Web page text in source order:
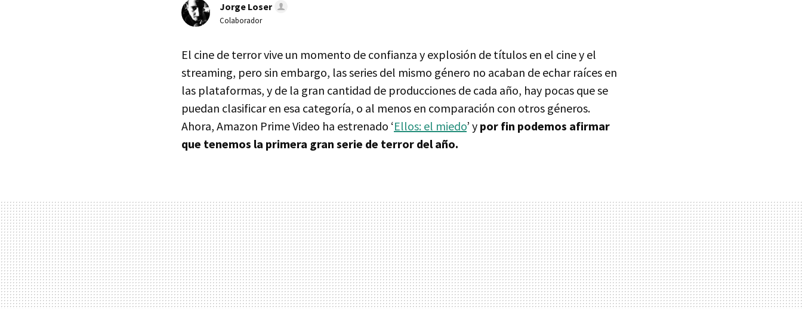
Jorge Loser
Colaborador
El cine de terror vive un momento de confianza y explosión de títulos en el cine y el
streaming, pero sin embargo, las series del mismo género no acaban de echar raíces en
las plataformas, y de la gran cantidad de producciones de cada año, hay pocas que se
puedan clasificar en esa categoría, o al menos en comparación con otros géneros.
Ahora, Amazon Prime Video ha estrenado ‘Ellos: el miedo’ y por fin podemos afirmar
que tenemos la primera gran serie de terror del año.